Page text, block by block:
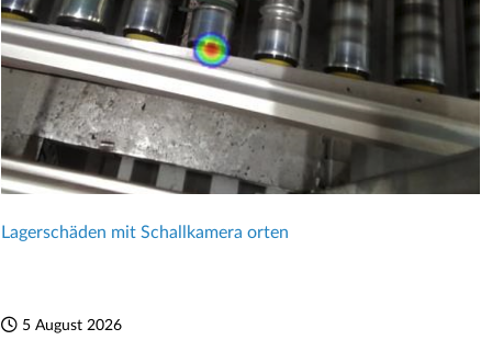
Lagerschäden mit Schallkamera orten
5 August 2026